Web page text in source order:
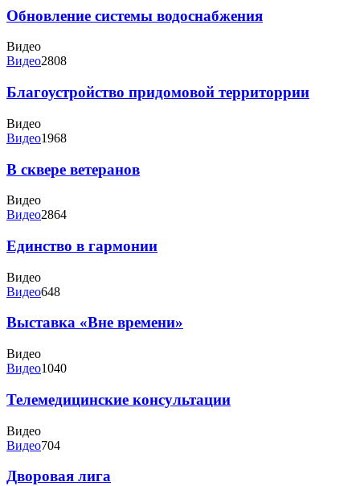
Обновление системы водоснабжения
Видео
Видео2808
Благоустройство придомовой территоррии
Видео
Видео1968
В сквере ветеранов
Видео
Видео2864
Единство в гармонии
Видео
Видео648
Выставка «Вне времени»
Видео
Видео1040
Телемедицинские консультации
Видео
Видео704
Дворовая лига